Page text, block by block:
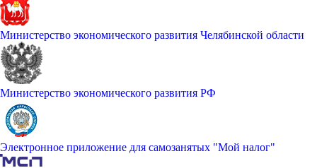
Министерство экономического развития Челябинской области
Министерство экономического развития РФ
Электронное приложение для самозанятых "Мой налог"